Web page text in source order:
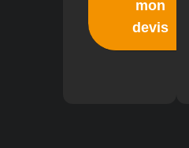
mon
devis